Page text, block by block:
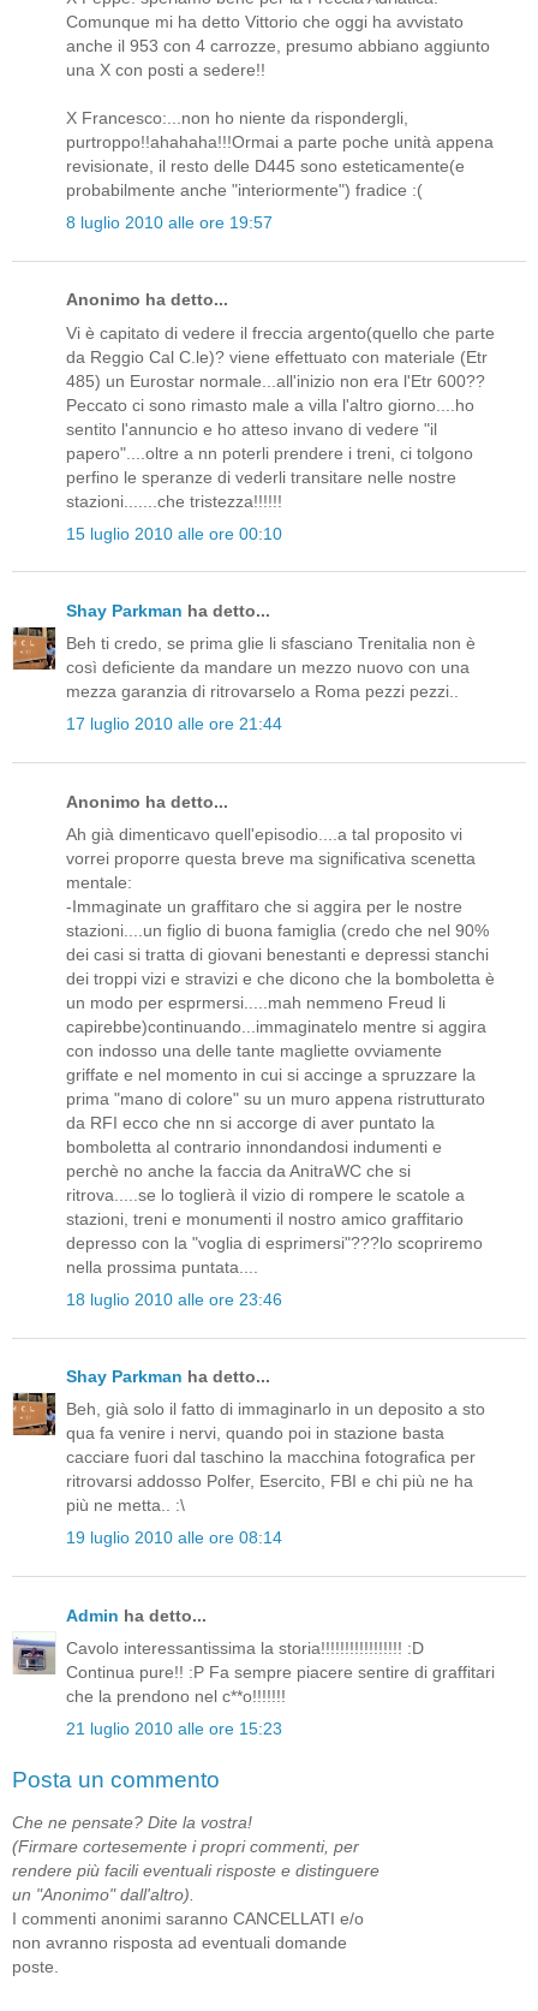
Comunque mi ha detto Vittorio che oggi ha avvistato
anche il 953 con 4 carrozze, presumo abbiano aggiunto
una X con posti a sedere!!
X Francesco:...non ho niente da rispondergli,
purtroppo!!ahahaha!!!Ormai a parte poche unità appena
revisionate, il resto delle D445 sono esteticamente(e
probabilmente anche "interiormente") fradice :(
8 luglio 2010 alle ore 19:57
Anonimo ha detto...
Vi è capitato di vedere il freccia argento(quello che parte
da Reggio Cal C.le)? viene effettuato con materiale (Etr
485) un Eurostar normale...all'inizio non era l'Etr 600??
Peccato ci sono rimasto male a villa l'altro giorno....ho
sentito l'annuncio e ho atteso invano di vedere "il
papero"....oltre a nn poterli prendere i treni, ci tolgono
perfino le speranze di vederli transitare nelle nostre
stazioni.......che tristezza!!!!!!
15 luglio 2010 alle ore 00:10
Shay Parkman ha detto...
Beh ti credo, se prima glie li sfasciano Trenitalia non è
così deficiente da mandare un mezzo nuovo con una
mezza garanzia di ritrovarselo a Roma pezzi pezzi..
17 luglio 2010 alle ore 21:44
Anonimo ha detto...
Ah già dimenticavo quell'episodio....a tal proposito vi
vorrei proporre questa breve ma significativa scenetta
mentale:
-Immaginate un graffitaro che si aggira per le nostre
stazioni....un figlio di buona famiglia (credo che nel 90%
dei casi si tratta di giovani benestanti e depressi stanchi
dei troppi vizi e stravizi e che dicono che la bomboletta è
un modo per esprmersi.....mah nemmeno Freud li
capirebbe)continuando...immaginatelo mentre si aggira
con indosso una delle tante magliette ovviamente
griffate e nel momento in cui si accinge a spruzzare la
prima "mano di colore" su un muro appena ristrutturato
da RFI ecco che nn si accorge di aver puntato la
bomboletta al contrario innondandosi indumenti e
perchè no anche la faccia da AnitraWC che si
ritrova.....se lo toglierà il vizio di rompere le scatole a
stazioni, treni e monumenti il nostro amico graffitario
depresso con la "voglia di esprimersi"???lo scopriremo
nella prossima puntata....
18 luglio 2010 alle ore 23:46
Shay Parkman ha detto...
Beh, già solo il fatto di immaginarlo in un deposito a sto
qua fa venire i nervi, quando poi in stazione basta
cacciare fuori dal taschino la macchina fotografica per
ritrovarsi addosso Polfer, Esercito, FBI e chi più ne ha
più ne metta.. :\
19 luglio 2010 alle ore 08:14
Admin ha detto...
Cavolo interessantissima la storia!!!!!!!!!!!!!!!!! :D
Continua pure!! :P Fa sempre piacere sentire di graffitari
che la prendono nel c**o!!!!!!!
21 luglio 2010 alle ore 15:23
Posta un commento
Che ne pensate? Dite la vostra!
(Firmare cortesemente i propri commenti, per
rendere più facili eventuali risposte e distinguere
un "Anonimo" dall'altro).
I commenti anonimi saranno CANCELLATI e/o
non avranno risposta ad eventuali domande
poste.